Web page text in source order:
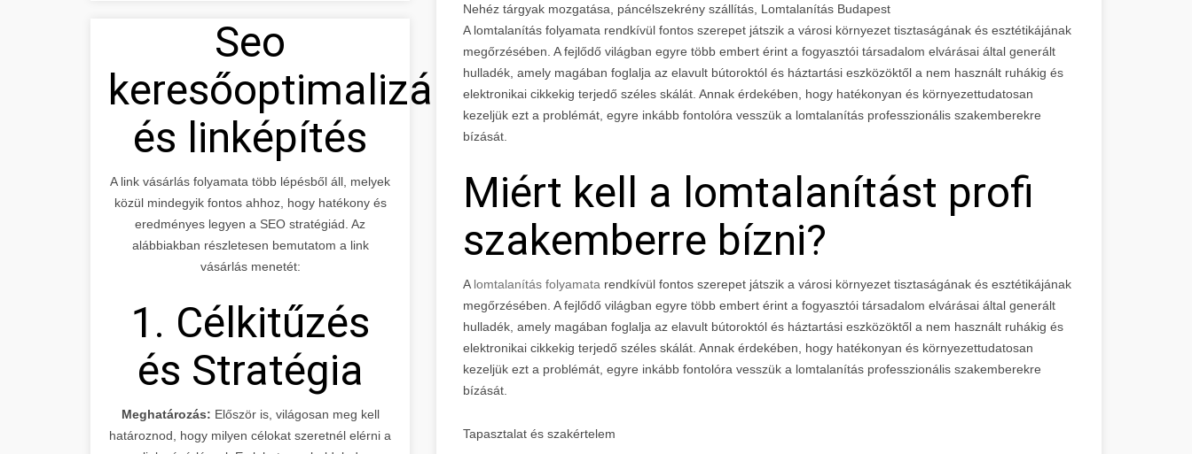
Seo
keresőoptimalizálás
és linképítés
A link vásárlás folyamata több lépésből áll, melyek
közül mindegyik fontos ahhoz, hogy hatékony és
eredményes legyen a SEO stratégiád. Az
alábbiakban részletesen bemutatom a link
vásárlás menetét:
1. Célkitűzés
és Stratégia
Meghatározás: Először is, világosan meg kell
határoznod, hogy milyen célokat szeretnél elérni a
Nehéz tárgyak mozgatása, páncélszekrény szállítás, Lomtalanítás Budapest
A lomtalanítás folyamata rendkívül fontos szerepet játszik a városi környezet tisztaságának és esztétikájának
megőrzésében. A fejlődő világban egyre több embert érint a fogyasztói társadalom elvárásai által generált
hulladék, amely magában foglalja az elavult bútoroktól és háztartási eszközöktől a nem használt ruhákig és
elektronikai cikkekig terjedő széles skálát. Annak érdekében, hogy hatékonyan és környezettudatosan
kezeljük ezt a problémát, egyre inkább fontolóra vesszük a lomtalanítás professzionális szakemberekre
bízását.
Miért kell a lomtalanítást profi
szakemberre bízni?
Alomtalanítás folyamata rendkívül fontos szerepet játszik a városi környezet tisztaságának és esztétikájának
megőrzésében. A fejlődő világban egyre több embert érint a fogyasztói társadalom elvárásai által generált
hulladék, amely magában foglalja az elavult bútoroktól és háztartási eszközöktől a nem használt ruhákig és
elektronikai cikkekig terjedő széles skálát. Annak érdekében, hogy hatékonyan és környezettudatosan
kezeljük ezt a problémát, egyre inkább fontolóra vesszük a lomtalanítás professzionális szakemberekre
bízását.
Tapasztalat és szakértelem